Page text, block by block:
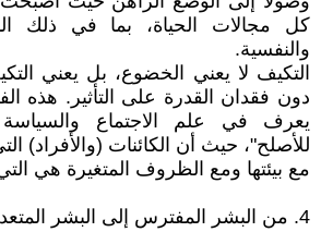
كل مجالات الحياة، بما في ذلك
والنفسية.
التكيف لا يعني الخضوع، بل يعني
دون فقدان القدرة على التأثير. هذه
يعرف في علم الاجتماع والسياسة
للأصلح"، حيث أن الكائنات (والأفراد)
مع بيئتها ومع الظروف المتغيرة هي
4. من البشر المفترس إلى البشر المتعدد الوجوه